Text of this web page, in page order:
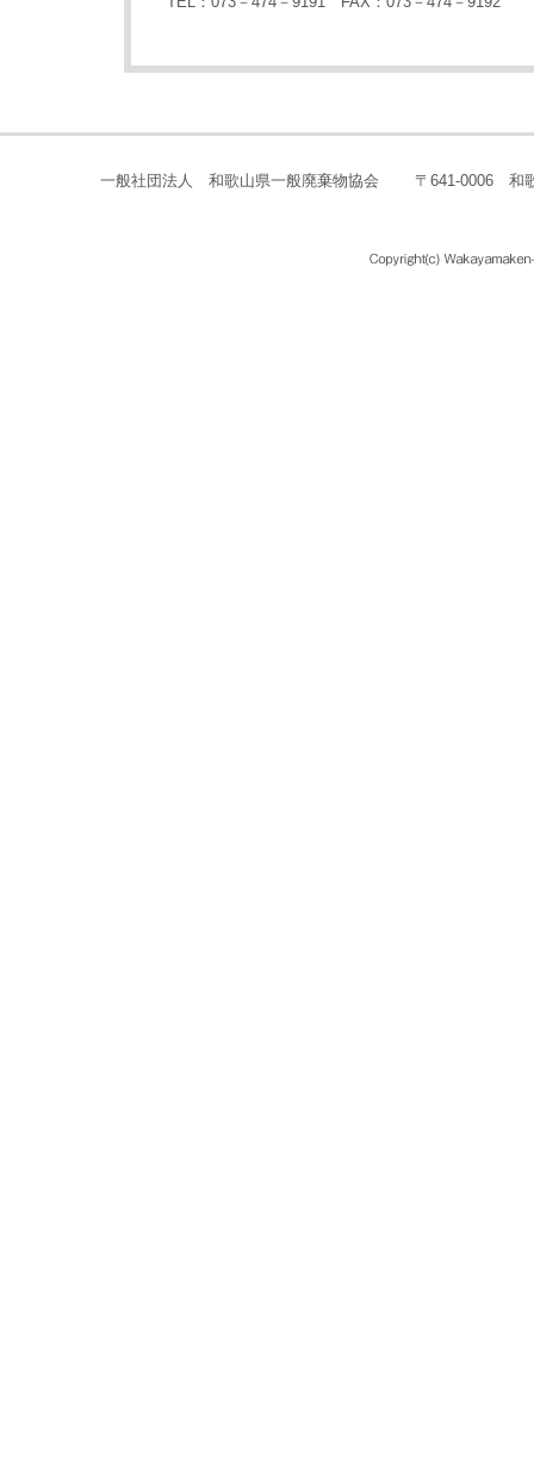
一般社団法人 和歌山県一般廃棄物協会 〒641-0006 和